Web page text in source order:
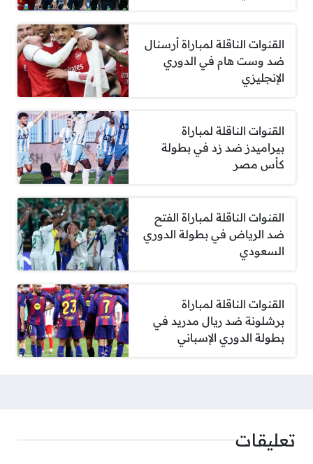
القنوات الناقلة لمباراة أرسنال
ضد وست هام في الدوري
الإنجليزي
القنوات الناقلة لمباراة
بيراميدز ضد زد في بطولة
كأس مصر
القنوات الناقلة لمباراة الفتح
ضد الرياض في بطولة الدوري
السعودي
القنوات الناقلة لمباراة
برشلونة ضد ريال مدريد في
بطولة الدوري الإسباني
تعليقات